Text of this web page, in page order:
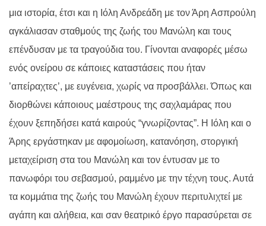
μια ιστορία, έτσι και η Ιόλη Ανδρεάδη με τον Άρη Ασπρούλη
αγκάλιασαν σταθμούς της ζωής του Μανώλη και τους
επένδυσαν με τα τραγούδια του. Γίνονται αναφορές μέσω
ενός ονείρου σε κάποιες καταστάσεις που ήταν
’απείραχτες’, με ευγένεια, χωρίς να προσβάλλει. Όπως και
διορθώνει κάποιους μαέστρους της σαχλαμάρας που
έχουν ξεπηδήσει κατά καιρούς “γνωρίζοντας”. Η Ιόλη και ο
Άρης εργάστηκαν με αφομοίωση, κατανόηση, στοργική
μεταχείριση στα του Μανώλη και τον έντυσαν με το
πανωφόρι του σεβασμού, ραμμένο με την τέχνη τους. Αυτά
τα κομμάτια της ζωής του Μανώλη έχουν περιτυλιχτεί με
αγάπη και αλήθεια, και σαν θεατρικό έργο παρασύρεται σε